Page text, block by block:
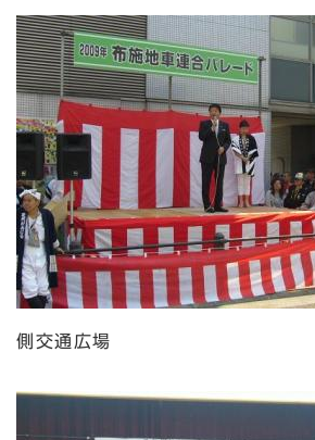
側交通広場